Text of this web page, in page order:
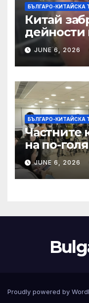
БЪЛГАРО-КИТАЙСКА
Китай
дейности
правила
JUNE 6, 2026
БЪЛГАРО-КИТАЙСКА
Частните
на по-
JUNE 6, 2026
Proudly powered by